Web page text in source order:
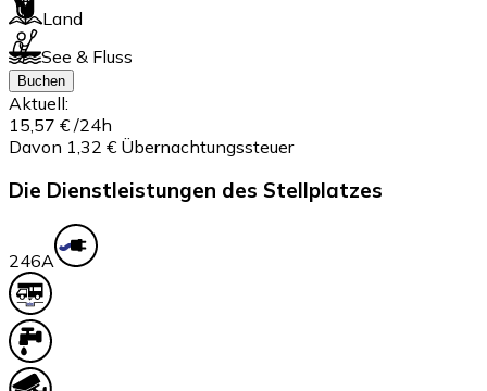
Land
See & Fluss
Buchen
Aktuell:
15,57 € /24h
Davon 1,32 € Übernachtungssteuer
Die Dienstleistungen des Stellplatzes
246A